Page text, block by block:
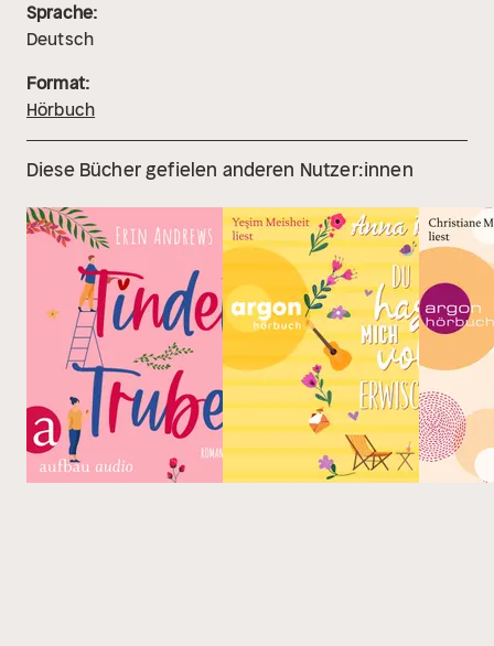
Sprache:
Deutsch
Format:
Hörbuch
Diese Bücher gefielen anderen Nutzer:innen